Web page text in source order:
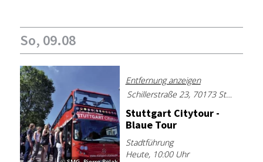
So, 09.08
Entfernung anzeigen
Schillerstraße 23, 70173 Stuttgart
Stutt­gart Ci­ty­tour -
Blaue Tour
Stadtführung
Heute, 10:00 Uhr